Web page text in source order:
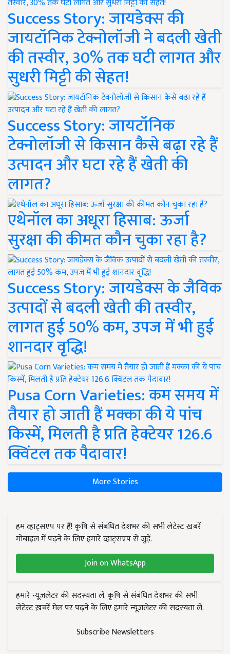
Success Story: जायडेक्स की
जायटॉनिक टेक्नोलॉजी ने बदली खेती
की तस्वीर, 30% तक घटी लागत और
सुधरी मिट्टी की सेहत!
Success Story: जायटॉनिक
टेक्नोलॉजी से किसान कैसे बढ़ा रहे हैं
उत्पादन और घटा रहे हैं खेती की
लागत?
एथेनॉल का अधूरा हिसाब: ऊर्जा
सुरक्षा की कीमत कौन चुका रहा है?
Success Story: जायडेक्स के जैविक
उत्पादों से बदली खेती की तस्वीर,
लागत हुई 50% कम, उपज में भी हुई
शानदार वृद्धि!
Pusa Corn Varieties: कम समय में
तैयार हो जाती हैं मक्का की ये पांच
किस्में, मिलती है प्रति हेक्टेयर 126.6
क्विंटल तक पैदावार!
More Stories
हम व्हाट्सएप पर हैं! कृषि से संबंधित देशभर की सभी लेटेस्ट ख़बरें
मोबाइल में पढ़ने के लिए हमारे व्हाट्सएप से जुड़ें.
Join on WhatsApp
हमारे न्यूज़लेटर की सदस्यता लें. कृषि से संबंधित देशभर की सभी
लेटेस्ट ख़बरें मेल पर पढ़ने के लिए हमारे न्यूज़लेटर की सदस्यता लें.
Subscribe Newsletters